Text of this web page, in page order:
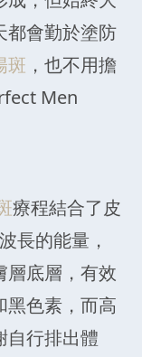
都會勤於塗防
斑 ，也不用擔
Men
療程結合了皮
長的能量，
層底層，有效
黑色素，而高
自行排出體